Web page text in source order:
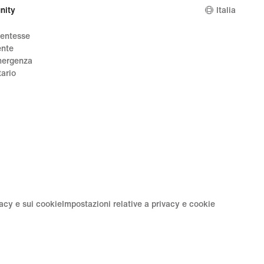
Italia
e sui cookie Impostazioni relative a privacy e cookie